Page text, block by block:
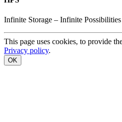
Infinite Storage – Infinite Possibilities
This page uses cookies, to provide
Privacy policy.
OK